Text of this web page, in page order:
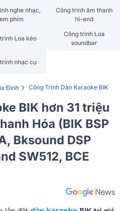
nghe nhạc,
phim
Công trình âm thanh
hi-end
Loa kéo
Công trình Loa
soundbar
nhạc cụ
Đình › Công Trình Dàn Karaoke BIK
BIK hơn 31 triệu
Hóa (BIK BSP
Bksound DSP
SW512, BCE